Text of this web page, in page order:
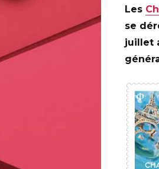
20 ANS DE LA
PHILAPOSTE
BLOC
Les
se
juillet